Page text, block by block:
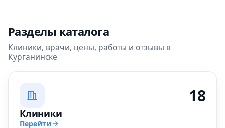
Разделы каталога
Клиники, врачи, цены, работы и отзывы в
Курганинске
18
Клиники
Перейти